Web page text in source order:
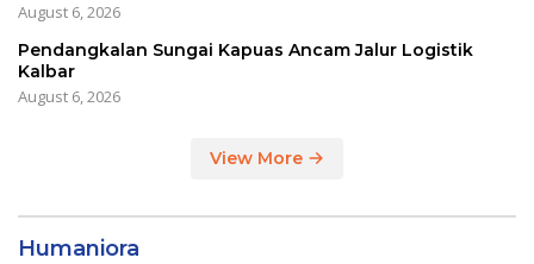
August 6, 2026
Pendangkalan Sungai Kapuas Ancam Jalur Logistik
Kalbar
August 6, 2026
View More
Humaniora